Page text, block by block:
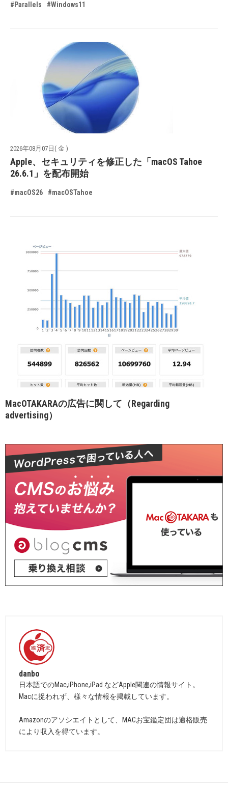
#Parallels #Windows11
2026年08月07日( 金 )
Apple、セキュリティを修正した「macOS Tahoe
26.6.1」を配布開始
#macOS26 #macOSTahoe
MacOTAKARAの広告に関して（Regarding
advertising）
danbo
日本語でのMac,iPhone,iPad などApple関連の情報サイト。
Macに捉われず、様々な情報を掲載しています。
Amazonのアソシエイトとして、MACお宝鑑定団は適格販売
により収入を得ています。